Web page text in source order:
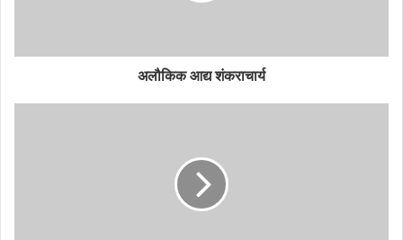
अलौकिक आद्य शंकराचार्य